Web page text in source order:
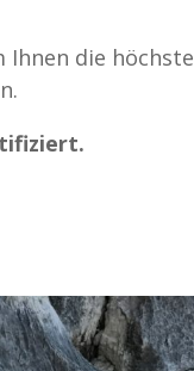
Ihnen die höchste